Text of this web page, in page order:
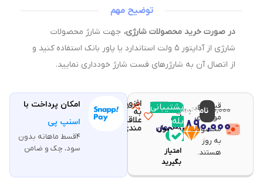
توضیح مهم
در صورت خرید محصولات شارژی،جهت شارژ محصولات
شارژی از آداپتور ۵ ولت استاندارد یا پاور بانک استفاده کنید و
از اتصال آن به شارژرهای فست شارژ خودداری نمایید.
قیمت و
موجودی
محصولات
به روز
هستند.
۳,۰۴۰,۰۰۰ تومان
۲,۸۹۰,۰۰۰تومان
ناموجودبا خرید
این
محصول
۵۷
امتیاز
بگیرید
پشتیبانی
بله
افزودن
به
علاقه
مندی
مقایسه
امکان پرداخت با
اسنپ پی
۴قسط ماهانه بدون
سود، چک و ضامن